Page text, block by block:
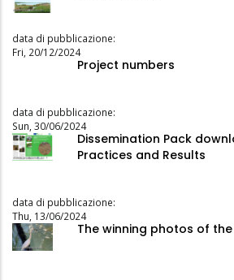
data di pubblicazione:
Fri, 20/12/2024
Project numbers
data di pubblicazione:
Sun, 30/06/2024
Dissemination Pack
Practices and Results
data di pubblicazione:
Thu, 13/06/2024
The winning photos of